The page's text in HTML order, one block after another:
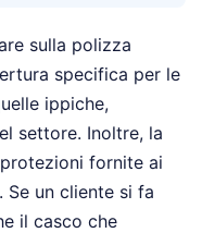
sulla polizza
specifica per le
ippiche,
settore. Inoltre, la
fornite ai
Se un cliente si fa
il casco che